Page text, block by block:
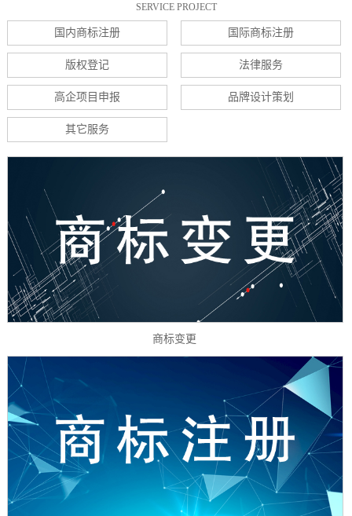
SERVICE PROJECT
国内商标注册 国际商标注册
版权登记 法律服务
高企项目申报 品牌设计策划
其它服务
商标变更